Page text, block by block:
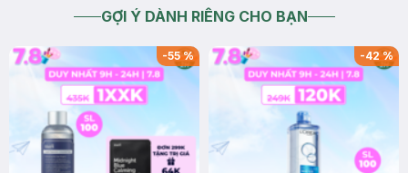
GỢI Ý DÀNH RIÊNG CHO BẠN
-55% -42%